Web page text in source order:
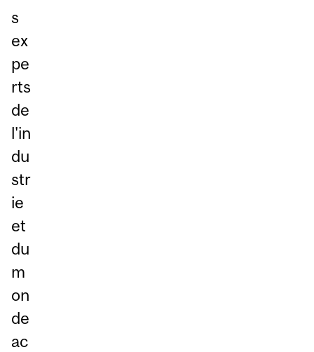
s
ex
pe
rts
de
l'in
du
str
ie
et
du
m
on
de
ac